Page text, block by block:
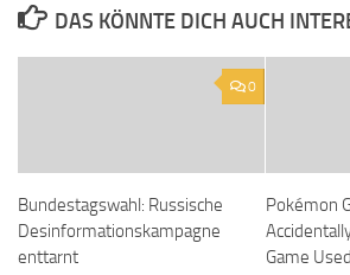
DAS KÖNNTE DICH AUCH
0
Bundestagswahl: Russische
Desinformationskampagne
enttarnt
Pokémon
Game